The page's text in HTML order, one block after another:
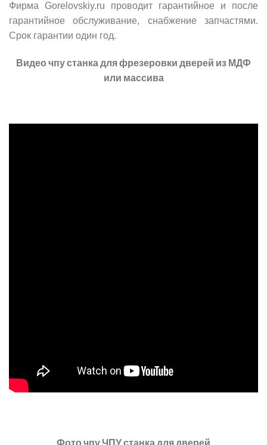
Фирма Gorelovskiy.ru проводит гарантийное и после
гарантийное обслуживание, снабжение запчастями.
Срок гарантии один год.
Видео чпу станка для фрезеровки дверей из МДФ
или массива
Фото чпу ЧПУ станка для дверей